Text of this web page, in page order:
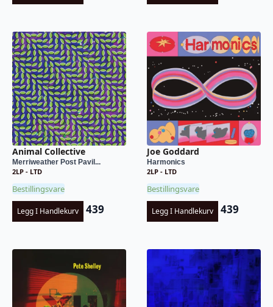
Animal Collective
Merriweather Post Pavil...
2LP - LTD
Bestillingsvare
Legg I Handlekurv 439
Joe Goddard
Harmonics
2LP - LTD
Bestillingsvare
Legg I Handlekurv 439